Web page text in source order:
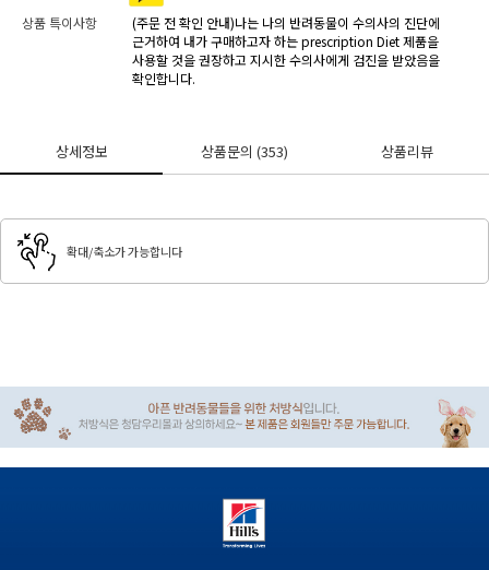
상품 특이사항
(주문 전 확인 안내)나는 나의 반려동물이 수의사의 진단에
근거하여 내가 구매하고자 하는 prescription Diet 제품을
사용할 것을 권장하고 지시한 수의사에게 검진을 받았음을
확인합니다.
상세정보 상품문의 (353) 상품리뷰
확대/축소가 가능합니다